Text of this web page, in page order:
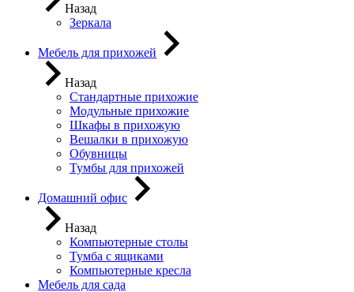
Назад
Зеркала
Мебель для прихожей
Назад
Стандартные прихожие
Модульные прихожие
Шкафы в прихожую
Вешалки в прихожую
Обувницы
Тумбы для прихожей
Домашний офис
Назад
Компьютерные столы
Тумба с ящиками
Компьютерные кресла
Мебель для сада